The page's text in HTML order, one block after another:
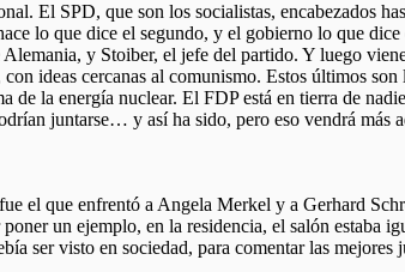
El SPD, que son los socialistas, encabezados
lo que dice el segundo, y el gobierno lo que
y Stoiber, el jefe del partido. Y luego
ideas cercanas al comunismo. Estos últimos son
de la energía nuclear. El FDP está en tierra de
juntarse… y así ha sido, pero eso vendrá más
el que enfrentó a Angela Merkel y a Gerhard
un ejemplo, en la residencia, el salón estaba
ser visto en sociedad, para comentar las